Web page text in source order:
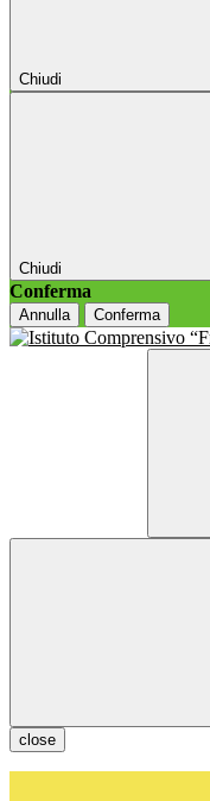
Chiudi
Chiudi
Conferma
Annulla Conferma
close